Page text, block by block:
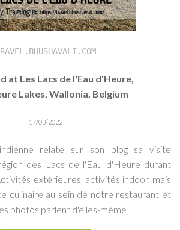
at Les Lacs de l'Eau d'Heure,
Lakes, Wallonia, Belgium
17/03/2022
relate sur son blog sa visite
des Lacs de l'Eau d'Heure durant
extérieures, activités indoor, mais
culinaire au sein de notre restaurant et
photos parlent d'elles-même!